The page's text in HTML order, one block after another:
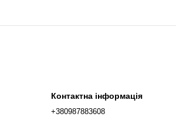
Контактна інформація
+380987883608